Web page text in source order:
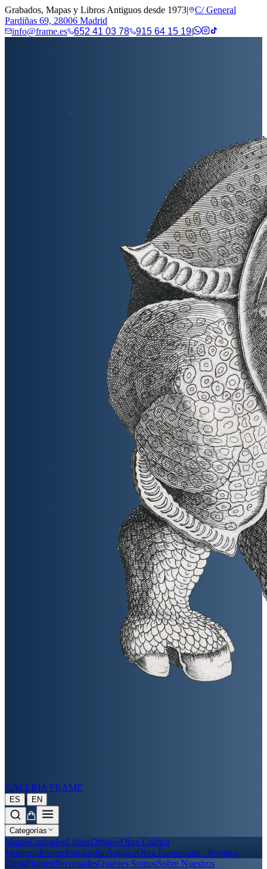
Grabados, Mapas y Libros Antiguos desde 1973|
C/ General
Pardiñas 69, 28006 Madrid
info@frame.es
652 41 03 78 915 64 15 19|
GALERÍA FRAME
ES | EN
Categorías
MapasGrabadosLibrosDibujosObra Gráfica
ModernaPostersFotografía AntiguaObra Enmarcada - Regalos
GoyaPiranesiNovedadesQuiénes SomosSobre Nuestros